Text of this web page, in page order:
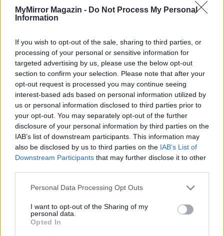
MyMirror Magazin - Do Not Process My Personal
Information
If you wish to opt-out of the sale, sharing to third parties, or
processing of your personal or sensitive information for
targeted advertising by us, please use the below opt-out
section to confirm your selection. Please note that after your
opt-out request is processed you may continue seeing
interest-based ads based on personal information utilized by
us or personal information disclosed to third parties prior to
your opt-out. You may separately opt-out of the further
disclosure of your personal information by third parties on the
IAB’s list of downstream participants. This information may
also be disclosed by us to third parties on the IAB’s List of
Downstream Participants that may further disclose it to other
Personal Data Processing Opt Outs
I want to opt-out of the Sharing of my
personal data.
Opted In
A kislány, akit nem védett meg senki –
Lyhanna története
T. Barnett: Gyilkosság a Garda-tónál 12.
rész
T. szereti a fiatal lányokat 13. rész